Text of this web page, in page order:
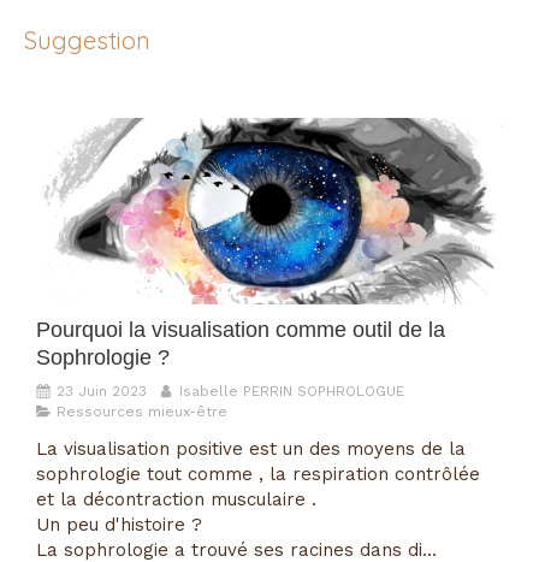
Suggestion
Pourquoi la visualisation comme outil de la
Sophrologie ?
23 Juin 2023
Isabelle PERRIN SOPHROLOGUE
Ressources mieux-être
La visualisation positive est un des moyens de la
sophrologie tout comme , la respiration contrôlée
et la décontraction musculaire .
Un peu d'histoire ?
La sophrologie a trouvé ses racines dans di...